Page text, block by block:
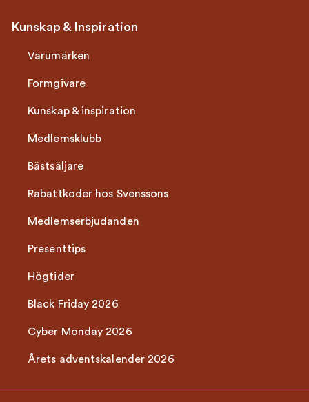
Kunskap & Inspiration
Varumärken
Formgivare
Kunskap & inspiration
Medlemsklubb
Bästsäljare
Rabattkoder hos Svenssons
Medlemserbjudanden
Presenttips
Högtider
Black Friday 2026
Cyber Monday 2026
Årets adventskalender 2026